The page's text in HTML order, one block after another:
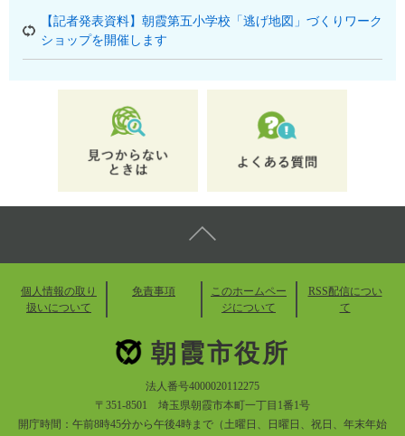
【記者発表資料】朝霞第五小学校「逃げ地図」づくりワーク
ショップを開催します
個人情報の取り
扱いについて
免責事項
このホームペー
ジについて
RSS配信につい
て
朝霞市役所
法人番号4000020112275
〒351-8501 埼玉県朝霞市本町一丁目1番1号
開庁時間：午前8時45分から午後4時まで（土曜日、日曜日、祝日、年末年始